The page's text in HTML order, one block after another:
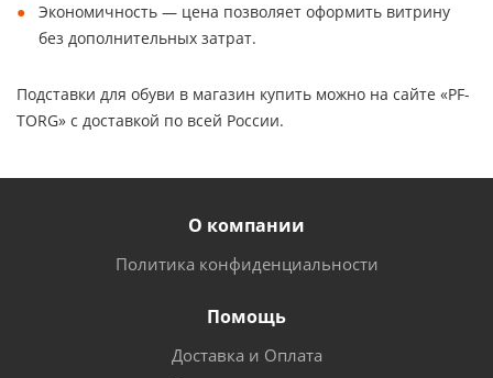
Экономичность — цена позволяет оформить витрину
без дополнительных затрат.
Подставки для обуви в магазин купить можно на сайте «PF-
TORG» с доставкой по всей России.
О компании
Политика конфиденциальности
Помощь
Доставка и Оплата